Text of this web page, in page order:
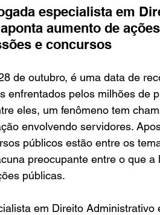
especialista em
aumento de
e concursos
de outubro, é uma data de
enfrentados pelos milhões de
eles, um fenômeno tem
envolvendo servidores.
públicos estão entre os
preocupante entre o que a
públicas.
em Direito Administrativo